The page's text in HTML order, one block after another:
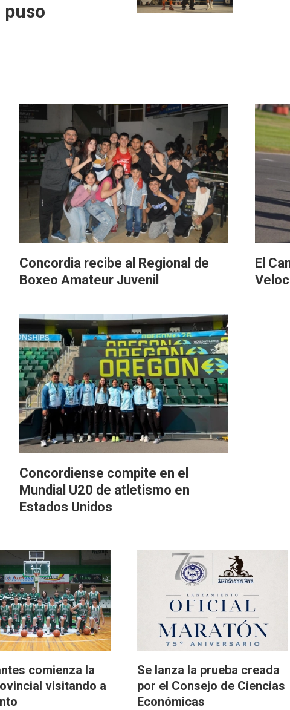
Concordia recibe al Regional de
Boxeo Amateur Juvenil
El
Concordiense compite en el
Mundial U20 de atletismo en
Estados Unidos
comienza la
visitando a
Se lanza la prueba creada
por el Consejo de Ciencias
Económicas